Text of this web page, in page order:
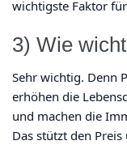
wichtigste Faktor
3) Wie
Sehr wichtig. Denn
erhöhen die
und machen die
Das stützt den